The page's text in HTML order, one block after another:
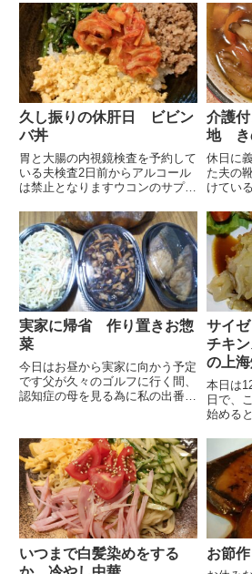
久し振りの休肝日 ビビン
バ丼
胃と大腸の内視鏡検査を予約して
いる夫検査2日前からアルコール
は禁止となりますウコンのサプリ
ころ1年程 休肝日を取り入れて
いないので2日間もお酒なしはか
なり辛そうですアルコールなしな
ので夕飯はビビンバ丼合挽き肉
と...
介護
地 き
休日に
た夫の
けてい
気な様
いてい
殿場は
3〜4℃
実家に帰省 作り置きお惣
菜
今日はお昼から実家に向かう予定
です父が久々のゴルフに行く間、
認知症の母を見る為に私の出番と
でと夕方迎えてからは誰かいない
といけないのです朝早くは間に合
わないので前日から泊まり込み
で...
サイ
チキ
の上
本日は
日で、
始める
といけ
ってい
っ人に
く お正
いつまで白髪染めをする
お節